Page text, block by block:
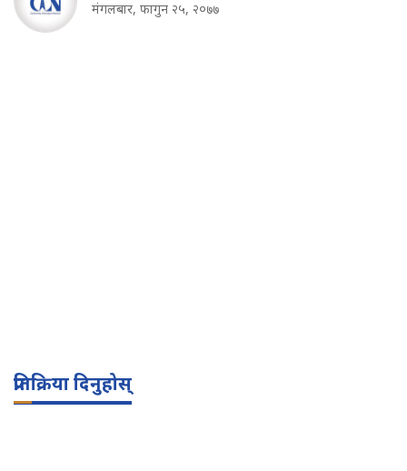
मंगलबार, फागुन २५, २०७७
प्रतिक्रिया दिनुहोस्